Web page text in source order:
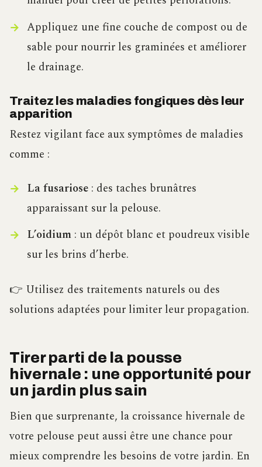
Appliquez une fine couche de compost ou de
sable pour nourrir les graminées et améliorer
le drainage.
Traitez les maladies fongiques dès leur
apparition
Restez vigilant face aux symptômes de maladies
comme :
La fusariose: des taches brunâtres
apparaissant sur la pelouse.
L’oidium: un dépôt blanc et poudreux visible
sur les brins d’herbe.
👉 Utilisez des traitements naturels ou des
solutions adaptées pour limiter leur propagation.
Tirer parti de la pousse
hivernale : une opportunité pour
un jardin plus sain
Bien que surprenante, la croissance hivernale de
votre pelouse peut aussi être une chance pour
mieux comprendre les besoins de votre jardin. En